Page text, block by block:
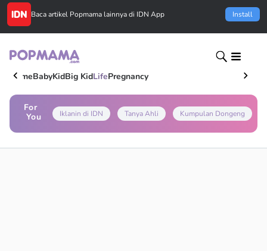
Baca artikel Popmama lainnya di IDN App Install
HomeBabyKidBig KidLifePregnancy
For
You
Iklanin di IDN Tanya Ahli Kumpulan Dongeng